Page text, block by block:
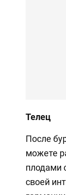
Телец
После
можете
плодами
своей